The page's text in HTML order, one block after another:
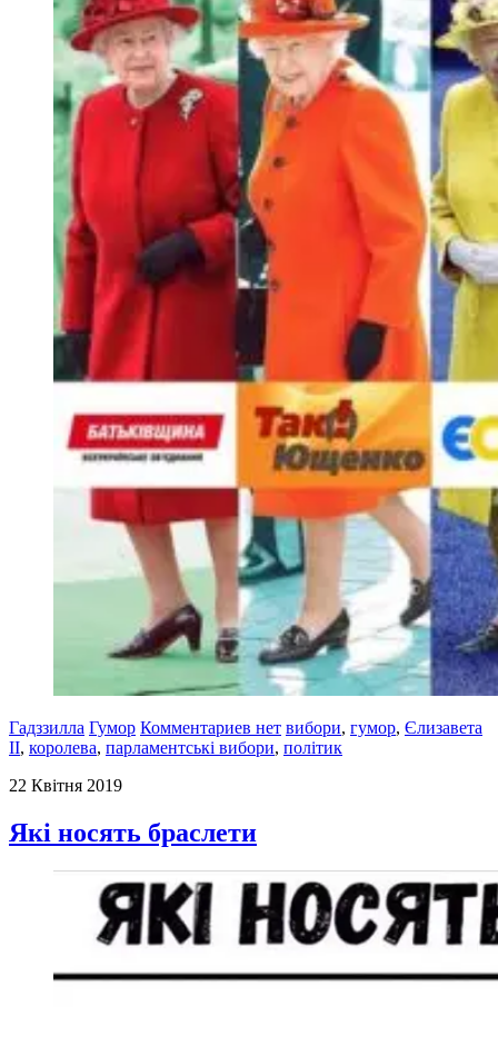
Гадззилла Гумор Комментариев нет вибори, гумор, Єлизавета
II, королева, парламентські вибори, політик
22 Квітня 2019
Які носять браслети